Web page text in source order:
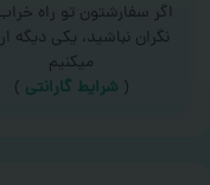
اگر سفارشتون تو راه
نگران نباشید، یکی دیگه
میکنیم
( شرایط گارانتی )